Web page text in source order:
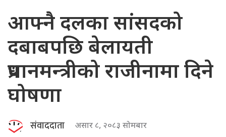
आफ्नै दलका सांसदको
दबाबपछि बेलायती
प्रधानमन्त्रीको राजीनामा दिने
घोषणा
संवाददाता असार ८, २०८३ सोमबार